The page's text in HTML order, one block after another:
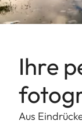
Ihre
Aus